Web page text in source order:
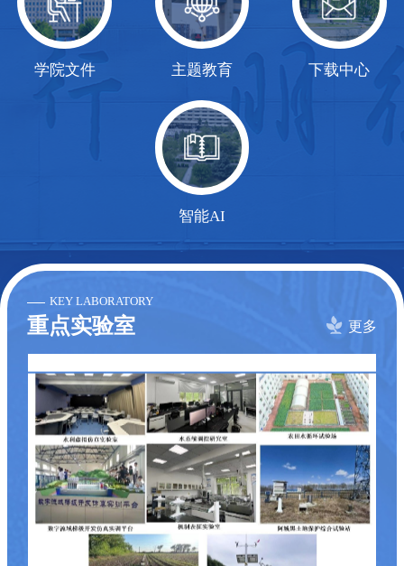
学院文件 主题教育 下载中心
智能AI
KEY LABORATORY
重点实验室 更多
教育部寒地黑土生境健康国际合作联合实验室
农业农村部农业水资源高效利用重点实验室